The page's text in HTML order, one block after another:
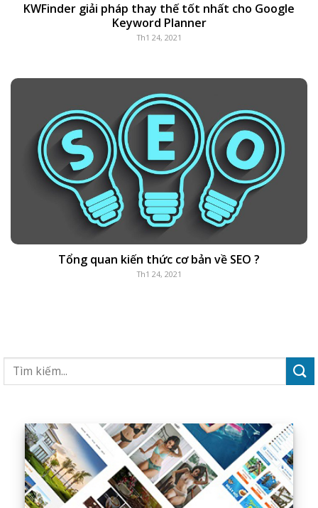
KWFinder giải pháp thay thế tốt nhất cho Google
Keyword Planner
Th1 24, 2021
Tổng quan kiến thức cơ bản về SEO ?
Th1 24, 2021